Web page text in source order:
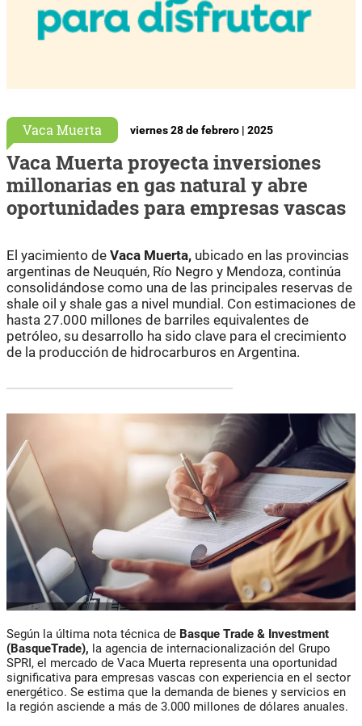
Vaca Muerta viernes 28 de febrero | 2025
Vaca Muerta proyecta inversiones
millonarias en gas natural y abre
oportunidades para empresas vascas
El yacimiento de Vaca Muerta, ubicado en las provincias
argentinas de Neuquén, Río Negro y Mendoza, continúa
consolidándose como una de las principales reservas de
shale oil y shale gas a nivel mundial. Con estimaciones de
hasta 27.000 millones de barriles equivalentes de
petróleo, su desarrollo ha sido clave para el crecimiento
de la producción de hidrocarburos en Argentina.
Según la última nota técnica de Basque Trade & Investment
(BasqueTrade), la agencia de internacionalización del Grupo
SPRI, el mercado de Vaca Muerta representa una oportunidad
significativa para empresas vascas con experiencia en el sector
energético. Se estima que la demanda de bienes y servicios en
la región asciende a más de 3.000 millones de dólares anuales.